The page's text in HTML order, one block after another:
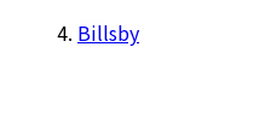
Billsby